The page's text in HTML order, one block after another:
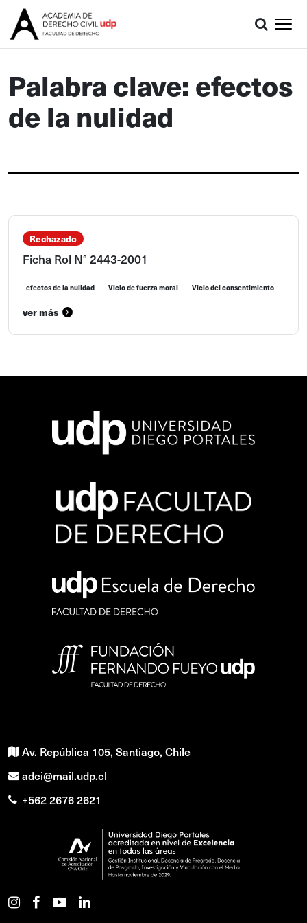
Palabra clave: efectos
de la nulidad
Rechazado
Ficha Rol N° 2443-2001
efectos de la nulidad Vicio de fuerza moral Vicio del consentimiento
ver más
Av. República 105, Santiago, Chile
adci@mail.udp.cl
+562 2676 2621